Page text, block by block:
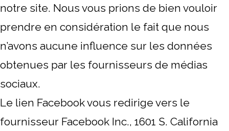
notre site. Nous vous prions de bien vouloir
prendre en considération le fait que nous
n’avons aucune influence sur les données
obtenues par les fournisseurs de médias
sociaux.
Le lien Facebook vous redirige vers le
fournisseur Facebook Inc., 1601 S. California